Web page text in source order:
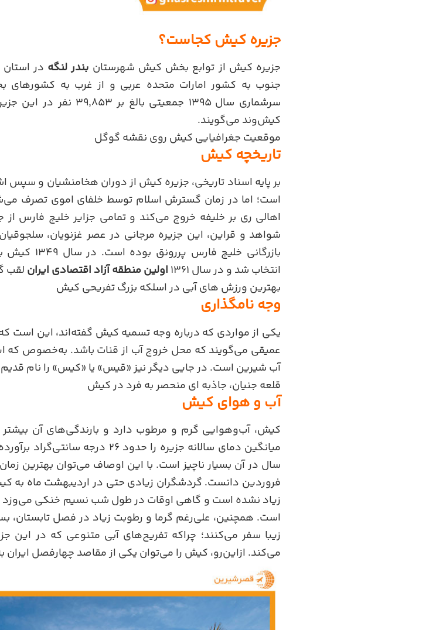
جزیره کیش کجاست؟
جزیره کیش از توابع بخش کیش شهرستان بندر لنگه در
جنوب به کشور امارات متحده عربی و از غرب به
سرشماری سال ۱۳۹۵
کیش‌وند می‌گویند.
موقعیت جغرافیایی کیش روی نقشه گوگل
تاریخچه کیش
بر پایه اسناد تاریخی، جزیره کیش از دوران هخامنشیان و سپس
اهالی ری بر خلیفه خروج می‌کند و تمامی جزایر خلیج فارس از
شواهد و قراین، این جزیره مرجانی در عصر غزنویان،
بازرگانی
انتخاب شد و در سال ۱۳۶۱
اولین منطقه آزاد اقتصادی ایران لقب
بهترین ورزش های آبی در اسلکه بزرگ تفریحی کیش
وجه نامگذاری
یکی از مواردی که درباره وجه تسمیه کیش گفته‌اند، این است
عمیقی می‌گویند که محل خروج آب از قنات باشد. به‌خصوص که
آب شیرین است. در جایی دیگر نیز «قیس» یا «کیس» را نام
قلعه جنیان، جاذبه ای منحصر به فرد در کیش
آب و هوای کیش
کیش، آب‌وهوایی گرم و مرطوب دارد و بارندگی‌های آن
میانگین دمای سالانه‌ جزیره را حدود
سال در آن بسیار ناچیز است. با این اوصاف می‌توان بهترین
فروردین دانست. گردشگران زیادی حتی در اردیبهشت ماه به
زیاد نشده است و گاهی اوقات در طول شب نسیم خنکی می‌وزد
است. همچنین، علی‌رغم گرما و رطوبت زیاد در فصل تابستان،
زیبا سفر می‌کنند؛ چراکه تفریح‌های آبی متنوعی که در این
می‌کند. ازاین‌رو، کیش را می‌توان یکی از مقاصد چهارفصل ایران